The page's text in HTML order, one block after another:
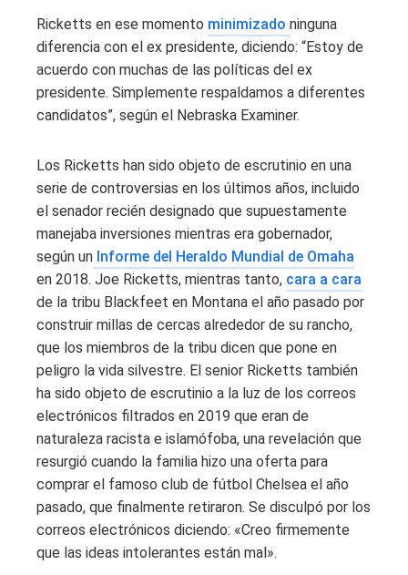
Ricketts en ese momento minimizado ninguna
diferencia con el ex presidente, diciendo: “Estoy de
acuerdo con muchas de las políticas del ex
presidente. Simplemente respaldamos a diferentes
candidatos”, según el Nebraska Examiner.
Los Ricketts han sido objeto de escrutinio en una
serie de controversias en los últimos años, incluido
el senador recién designado que supuestamente
manejaba inversiones mientras era gobernador,
según un Informe del Heraldo Mundial de Omaha
en 2018. Joe Ricketts, mientras tanto, cara a cara
de la tribu Blackfeet en Montana el año pasado por
construir millas de cercas alrededor de su rancho,
que los miembros de la tribu dicen que pone en
peligro la vida silvestre. El senior Ricketts también
ha sido objeto de escrutinio a la luz de los correos
electrónicos filtrados en 2019 que eran de
naturaleza racista e islamófoba, una revelación que
resurgió cuando la familia hizo una oferta para
comprar el famoso club de fútbol Chelsea el año
pasado, que finalmente retiraron. Se disculpó por los
correos electrónicos diciendo: «Creo firmemente
que las ideas intolerantes están mal».